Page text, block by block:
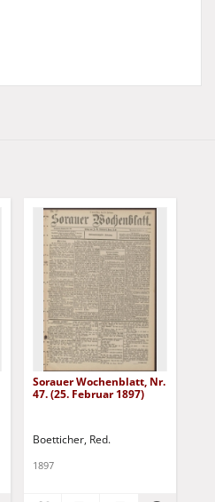
Sorauer Wochenblatt, Nr.
47. (25. Februar 1897)
Boetticher, Red.
1897